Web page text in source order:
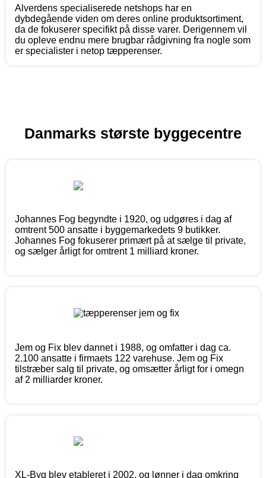
Alverdens specialiserede netshops har en
dybdegående viden om deres online produktsortiment,
da de fokuserer specifikt på disse varer. Derigennem vil
du opleve endnu mere brugbar rådgivning fra nogle som
er specialister i netop tæpperenser.
Danmarks største byggecentre
Johannes Fog begyndte i 1920, og udgøres i dag af
omtrent 500 ansatte i byggemarkedets 9 butikker.
Johannes Fog fokuserer primært på at sælge til private,
og sælger årligt for omtrent 1 milliard kroner.
Jem og Fix blev dannet i 1988, og omfatter i dag ca.
2.100 ansatte i firmaets 122 varehuse. Jem og Fix
tilstræber salg til private, og omsætter årligt for i omegn
af 2 milliarder kroner.
XL-Byg blev etableret i 2002, og lønner i dag omkring